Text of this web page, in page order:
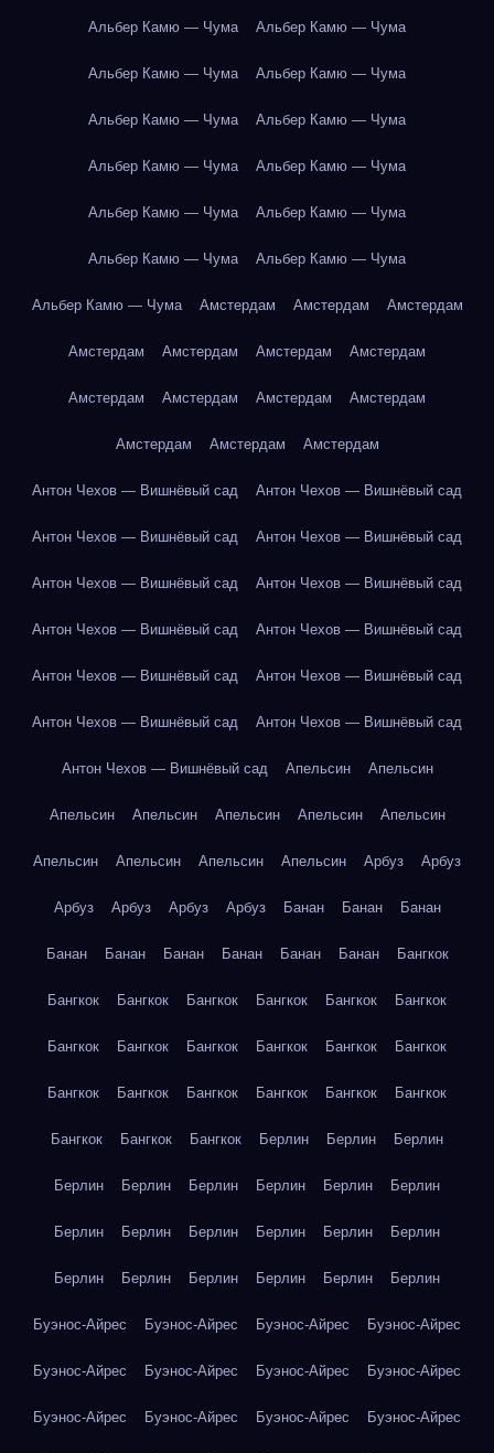
Альбер Камю — Чума Альбер Камю — Чума
Альбер Камю — Чума Альбер Камю — Чума
Альбер Камю — Чума Альбер Камю — Чума
Альбер Камю — Чума Альбер Камю — Чума
Альбер Камю — Чума Альбер Камю — Чума
Альбер Камю — Чума Альбер Камю — Чума
Альбер Камю — Чума Амстердам Амстердам Амстердам
Амстердам Амстердам Амстердам Амстердам
Амстердам Амстердам Амстердам Амстердам
Амстердам Амстердам Амстердам
Антон Чехов — Вишнёвый сад Антон Чехов — Вишнёвый сад
Антон Чехов — Вишнёвый сад Антон Чехов — Вишнёвый сад
Антон Чехов — Вишнёвый сад Антон Чехов — Вишнёвый сад
Антон Чехов — Вишнёвый сад Антон Чехов — Вишнёвый сад
Антон Чехов — Вишнёвый сад Антон Чехов — Вишнёвый сад
Антон Чехов — Вишнёвый сад Антон Чехов — Вишнёвый сад
Антон Чехов — Вишнёвый сад Апельсин Апельсин
Апельсин Апельсин Апельсин Апельсин Апельсин
Апельсин Апельсин Апельсин Апельсин Арбуз Арбуз
Арбуз Арбуз Арбуз Арбуз Банан Банан Банан
Банан Банан Банан Банан Банан Банан Бангкок
Бангкок Бангкок Бангкок Бангкок Бангкок Бангкок
Бангкок Бангкок Бангкок Бангкок Бангкок Бангкок
Бангкок Бангкок Бангкок Бангкок Бангкок Бангкок
Бангкок Бангкок Бангкок Берлин Берлин Берлин
Берлин Берлин Берлин Берлин Берлин Берлин
Берлин Берлин Берлин Берлин Берлин Берлин
Берлин Берлин Берлин Берлин Берлин Берлин
Буэнос-Айрес Буэнос-Айрес Буэнос-Айрес Буэнос-Айрес
Буэнос-Айрес Буэнос-Айрес Буэнос-Айрес Буэнос-Айрес
Буэнос-Айрес Буэнос-Айрес Буэнос-Айрес Буэнос-Айрес